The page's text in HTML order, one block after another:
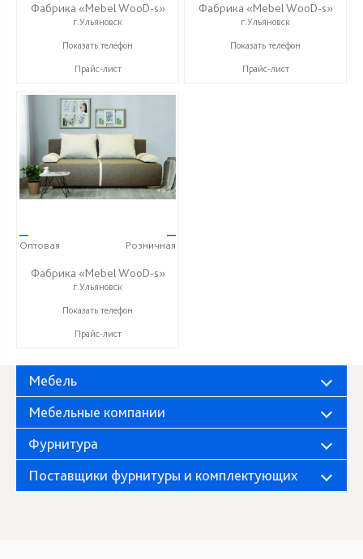
Фабрика «Mebel WooD-s»
г.Ульяновск
+7 (906) 140-08-08
Показать телефон
Прайс-лист
Фабрика «Mebel WooD-s»
г.Ульяновск
+7 (906) 140-08-08
Показать телефон
Прайс-лист
—
Оптовая
—
Розничная
Фабрика «Mebel WooD-s»
г.Ульяновск
+7 (906) 140-08-08
Показать телефон
Прайс-лист
Мебель
Мебельные компании
Фурнитура
Поставщики фурнитуры и комплектующих